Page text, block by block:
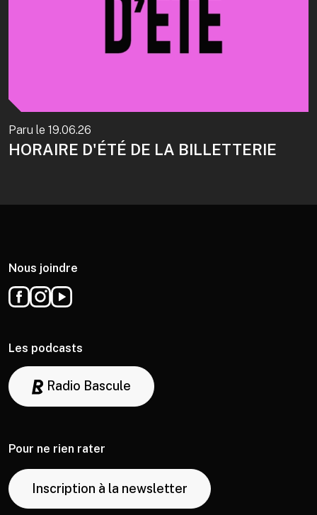
Paru le 19.06.26
HORAIRE D'ÉTÉ DE LA BILLETTERIE
Nous joindre
Les podcasts
Radio Bascule
Pour ne rien rater
Inscription à la newsletter